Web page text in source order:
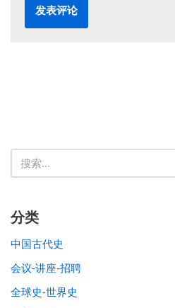
分类
中国古代史
会议-讲座-招聘
全球史-世界史